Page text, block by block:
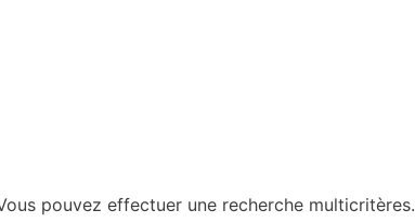
pouvez effectuer une recherche multicritères.